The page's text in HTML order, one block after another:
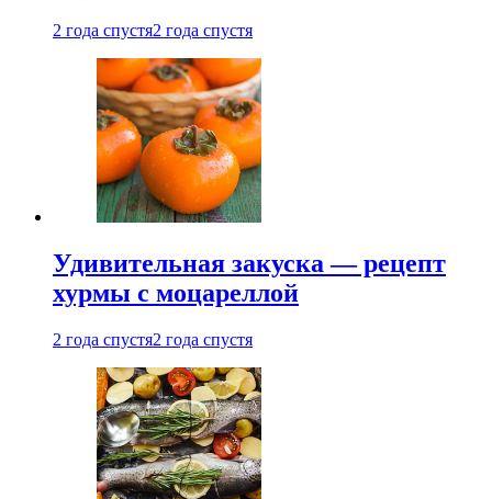
2 года спустя2 года спустя
Удивительная закуска — рецепт
хурмы с моцареллой
2 года спустя2 года спустя